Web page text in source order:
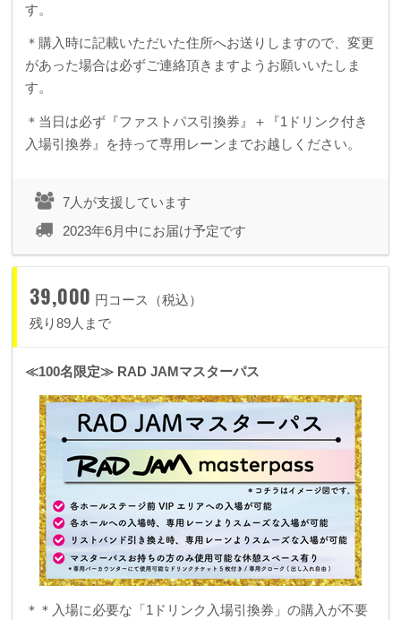
す。
＊購入時に記載いただいた住所へお送りしますので、変更
があった場合は必ずご連絡頂きますようお願いいたしま
す。
＊当日は必ず『ファストパス引換券』＋『1ドリンク付き
入場引換券』を持って専用レーンまでお越しください。
7人が支援しています
2023年6月中にお届け予定です
39,000 円コース（税込）
残り89人まで
≪100名限定≫ RAD JAMマスターパス
＊＊入場に必要な「1ドリンク入場引換券」の購入が不要